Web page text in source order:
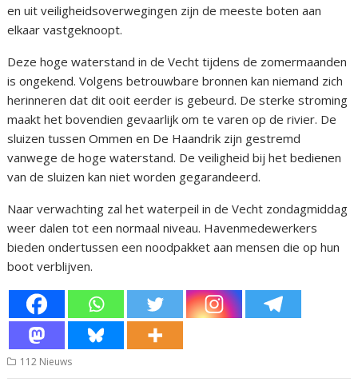
en uit veiligheidsoverwegingen zijn de meeste boten aan
elkaar vastgeknoopt.
Deze hoge waterstand in de Vecht tijdens de zomermaanden
is ongekend. Volgens betrouwbare bronnen kan niemand zich
herinneren dat dit ooit eerder is gebeurd. De sterke stroming
maakt het bovendien gevaarlijk om te varen op de rivier. De
sluizen tussen Ommen en De Haandrik zijn gestremd
vanwege de hoge waterstand. De veiligheid bij het bedienen
van de sluizen kan niet worden gegarandeerd.
Naar verwachting zal het waterpeil in de Vecht zondagmiddag
weer dalen tot een normaal niveau. Havenmedewerkers
bieden ondertussen een noodpakket aan mensen die op hun
boot verblijven.
112 Nieuws